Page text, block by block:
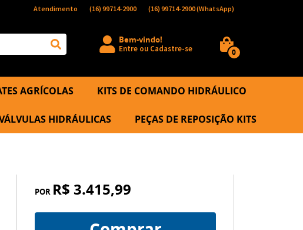
Atendimento (16)99714-2900 (16)99714-2900(WhatsApp)
Bem-vindo!
Entre ou Cadastre-se 0
AGRÍCOLAS KITS DE COMANDO HIDRÁULICO
HIDRÁULICAS PEÇAS DE REPOSIÇÃO KITS
POR R$ 3.415,99